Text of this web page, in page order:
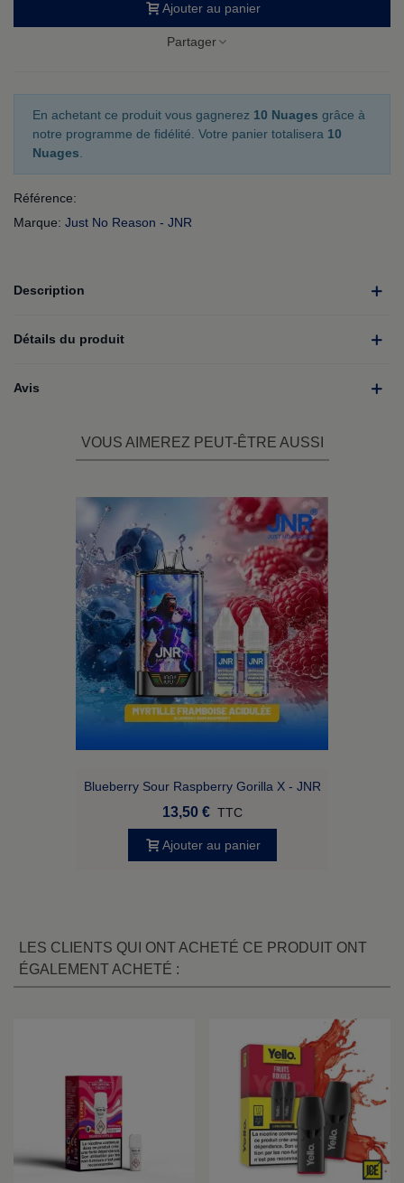
Ajouter au panier
Partager
En achetant ce produit vous gagnerez 10 Nuages grâce à
notre programme de fidélité. Votre panier totalisera 10
Nuages.
Référence:
Marque: Just No Reason - JNR
Description
Détails du produit
Avis
VOUS AIMEREZ PEUT-ÊTRE AUSSI
Blueberry Sour Raspberry Gorilla X - JNR
13,50 € TTC
Ajouter au panier
LES CLIENTS QUI ONT ACHETÉ CE PRODUIT ONT
ÉGALEMENT ACHETÉ :